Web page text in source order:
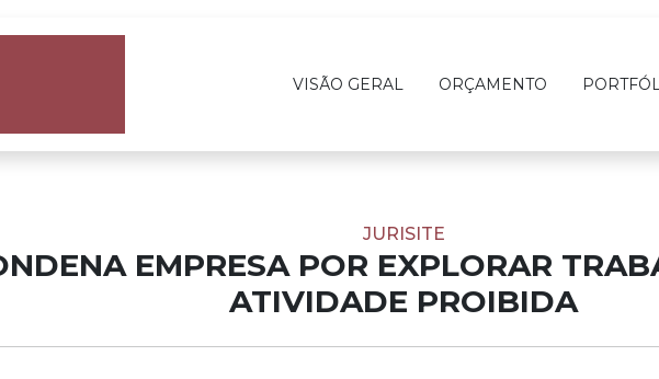
VISÃO GERAL ORÇAMENTO
JURISITE
EMPRESA POR EXPLORAR
ATIVIDADE PROIBIDA